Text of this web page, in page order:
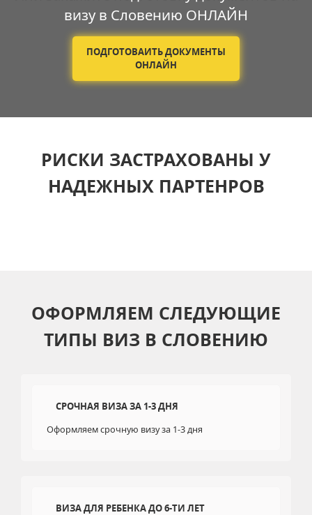
визу в Словению ОНЛАЙН
ПОДГОТОВАИТЬ ДОКУМЕНТЫ
ОНЛАЙН
РИСКИ ЗАСТРАХОВАНЫ У
НАДЕЖНЫХ ПАРТЕНРОВ
ОФОРМЛЯЕМ СЛЕДУЮЩИЕ
ТИПЫ ВИЗ В СЛОВЕНИЮ
СРОЧНАЯ ВИЗА ЗА 1-3 ДНЯ
Оформляем срочную визу за 1-3 дня
ВИЗА ДЛЯ РЕБЕНКА ДО 6-ТИ ЛЕТ